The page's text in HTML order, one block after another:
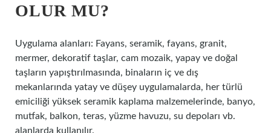
OLUR MU?
Uygulama alanları: Fayans, seramik, fayans, granit,
mermer, dekoratif taşlar, cam mozaik, yapay ve doğal
taşların yapıştırılmasında, binaların iç ve dış
mekanlarında yatay ve düşey uygulamalarda, her türlü
emiciliği yüksek seramik kaplama malzemelerinde, banyo,
mutfak, balkon, teras, yüzme havuzu, su depoları vb.
alanlarda kullanılır.